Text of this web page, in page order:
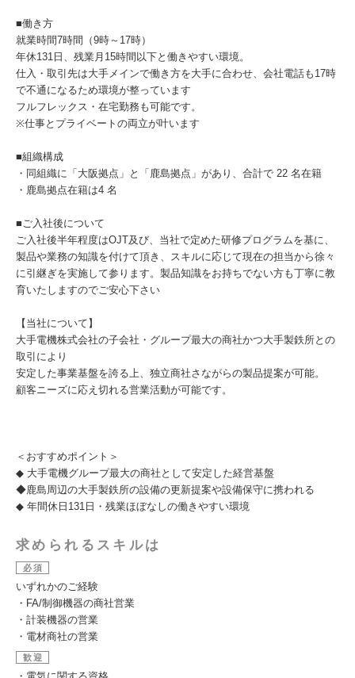
■働き方
就業時間7時間（9時～17時）
年休131日、残業月15時間以下と働きやすい環境。
仕入・取引先は大手メインで働き方を大手に合わせ、会社電話も17時
で不通になるため環境が整っています
フルフレックス・在宅勤務も可能です。
※仕事とプライベートの両立が叶います
■組織構成
・同組織に「大阪拠点」と「鹿島拠点」があり、合計で 22 名在籍
・鹿島拠点在籍は4 名
■ご入社後について
ご入社後半年程度はOJT及び、当社で定めた研修プログラムを基に、
製品や業務の知識を付けて頂き、スキルに応じて現在の担当から徐々
に引継ぎを実施して参ります。製品知識をお持ちでない方も丁寧に教
育いたしますのでご安心下さい
【当社について】
大手電機株式会社の子会社・グループ最大の商社かつ大手製鉄所との
取引により
安定した事業基盤を誇る上、独立商社さながらの製品提案が可能。
顧客ニーズに応え切れる営業活動が可能です。
＜おすすめポイント＞
◆ 大手電機グループ最大の商社として安定した経営基盤
◆鹿島周辺の大手製鉄所の設備の更新提案や設備保守に携われる
◆ 年間休日131日・残業ほぼなしの働きやすい環境
求められるスキルは
必須
いずれかのご経験
・FA/制御機器の商社営業
・計装機器の営業
・電材商社の営業
歓迎